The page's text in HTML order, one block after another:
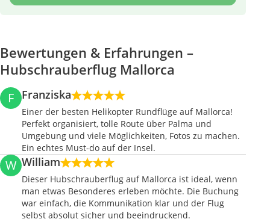
Bewertungen & Erfahrungen –
Hubschrauberflug Mallorca
F Franziska
Einer der besten Helikopter Rundflüge auf Mallorca!
Perfekt organisiert, tolle Route über Palma und
Umgebung und viele Möglichkeiten, Fotos zu machen.
Ein echtes Must-do auf der Insel.
W William
Dieser Hubschrauberflug auf Mallorca ist ideal, wenn
man etwas Besonderes erleben möchte. Die Buchung
war einfach, die Kommunikation klar und der Flug
selbst absolut sicher und beeindruckend.